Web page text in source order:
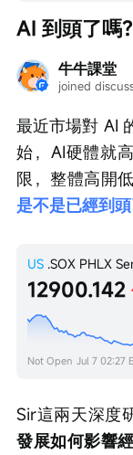
牛牛課堂
joined
AI 到頭了嗎
最近市場對 AI
始，AI硬體就
限，整體高開
是不是已經到
US .SOX PHLX
12900.142
Not Open Jul 7 02:27
Sir這兩天深度
發展如何影響